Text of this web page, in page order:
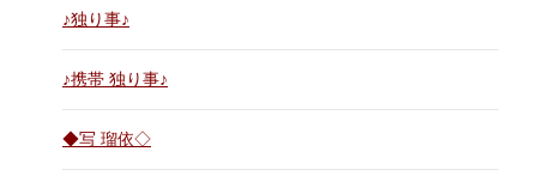
♪独り事♪
♪携帯 独り事♪
◆写 瑠依◇